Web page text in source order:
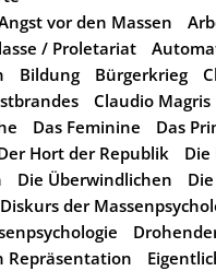
vor den Massen
/ Proletariat
Bildung Bürgerkrieg
Claudio Magris
Das Feminine Das
Hort der Republik Die
Die Überwindlichen
Diskurs der
Repräsentation